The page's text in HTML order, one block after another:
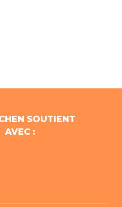
SOUTIENT
AVEC :